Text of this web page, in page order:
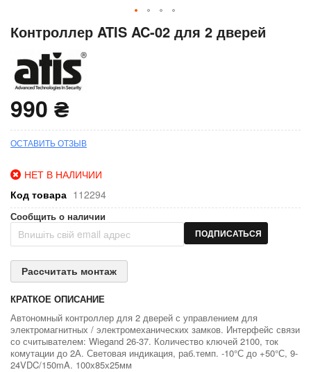
Перейти
галереи
изображений
Контроллер ATIS AC-02 для 2 дверей
990 ₴
ОСТАВИТЬ ОТЗЫВ
НЕТ В НАЛИЧИИ
Код товара 112294
Сообщить о наличии
ПОДПИСАТЬСЯ
Рассчитать монтаж
КРАТКОЕ ОПИСАНИЕ
Автономный контроллер для 2 дверей с управлением для
электромагнитных / электромеханических замков. Интерфейс связи
со считывателем: Wiegand 26-37. Количество ключей 2100, ток
комутации до 2А. Световая индикация, раб.темп. -10°С до +50°С, 9-
24VDC/150mA. 100х85х25мм